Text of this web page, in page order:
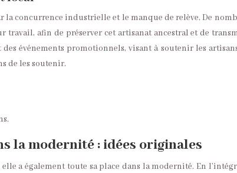
la concurrence industrielle et le manque de relève. De
travail, afin de préserver cet artisanat ancestral et de
événements promotionnels, visant à soutenir les
de les soutenir.
la modernité : idées originales
a également toute sa place dans la modernité. En